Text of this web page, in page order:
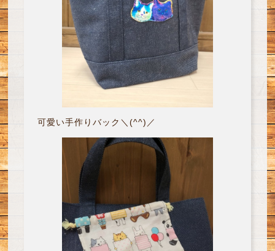
可愛い手作りバック＼(^^)／